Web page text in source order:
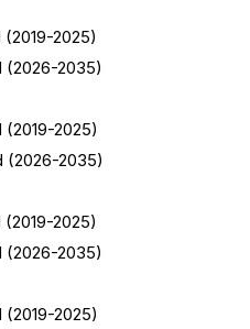
2025)
2035)
2025)
2035)
2025)
2035)
2025)